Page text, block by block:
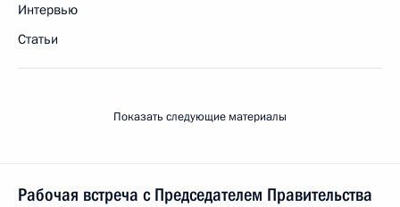
Интервью
Статьи
Показать следующие материалы
Рабочая встреча с Председателем Правительства